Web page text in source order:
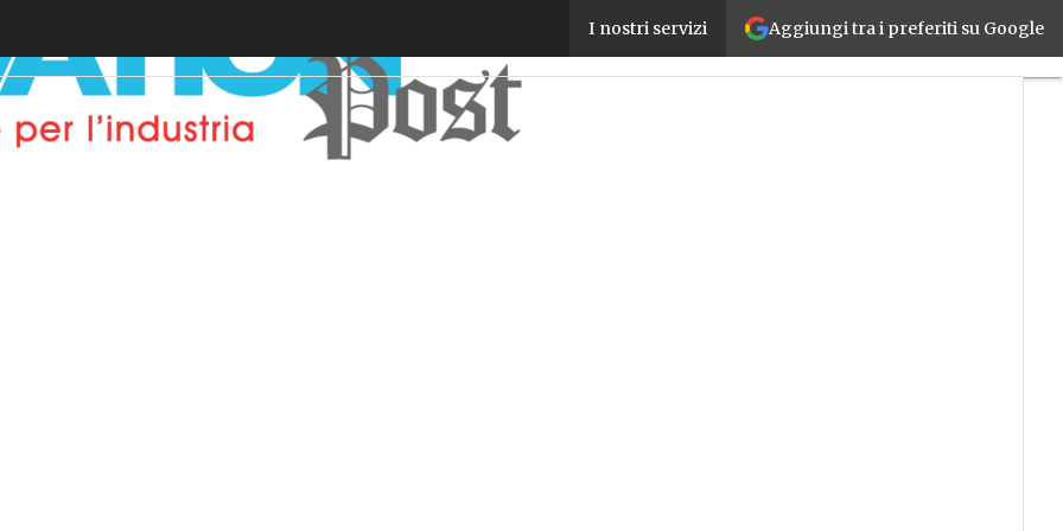
Aggiungi tra i preferiti su Google
I nostri servizi
Crediti d’imposta: ecco l’Atto di indirizzo del